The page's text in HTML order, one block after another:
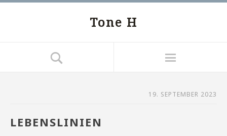
Tone H
19. SEPTEMBER 2023
LEBENSLINIEN